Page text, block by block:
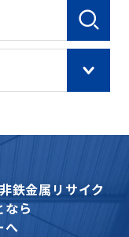
鉄金属リサイク
なら
へ